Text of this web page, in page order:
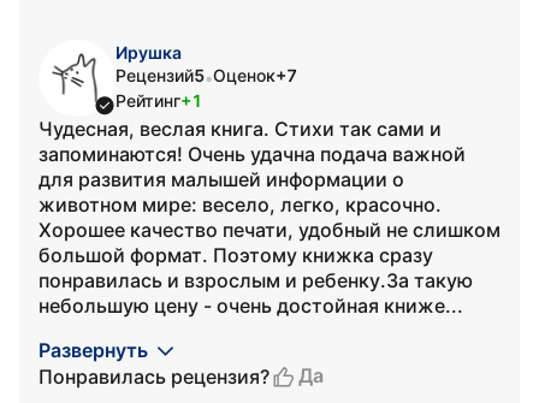
Ирушка
Рецензий5•Оценок+7
Рейтинг+1
Чудесная, веслая книга. Стихи так сами и
запоминаются! Очень удачна подача важной
для развития малышей информации о
животном мире: весело, легко, красочно.
Хорошее качество печати, удобный не слишком
большой формат. Поэтому книжка сразу
понравилась и взрослым и ребенку.За такую
небольшую цену - очень достойная книже...
Развернуть
Понравилась рецензия?
Да